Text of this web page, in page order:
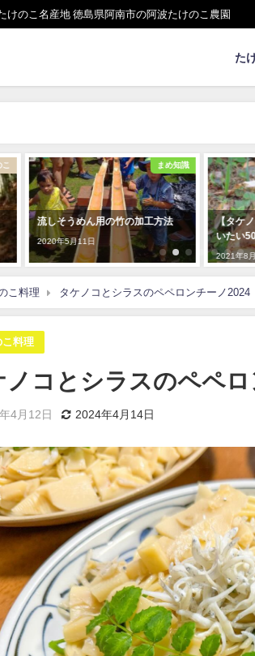
のこ名産地 徳島県阿南市の阿波たけのこ農園
た
たけのこ料理
【タケノコの楽しみ方】レシピだ
いたい50＋子供と一緒に体験！
2021年8月15日
むきむ
きどこ
2021年3
こ料理 タケノコとシラスのペペロンチーノ2024
こ料理
ノコとシラスのペペ
4月12日 2024年4月14日